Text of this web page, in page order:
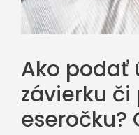
Ako podať
závierku či
eseročku?